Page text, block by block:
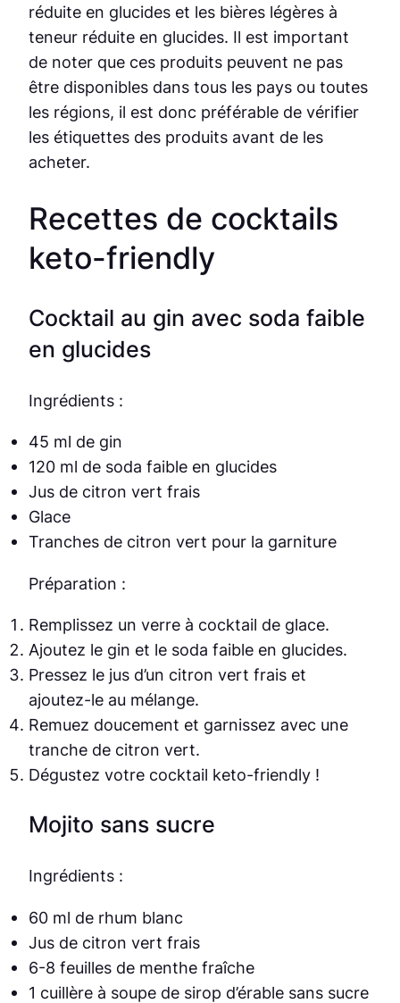
réduite en glucides et les bières légères à
teneur réduite en glucides. Il est important
de noter que ces produits peuvent ne pas
être disponibles dans tous les pays ou toutes
les régions, il est donc préférable de vérifier
les étiquettes des produits avant de les
acheter.
Recettes de cocktails
keto-friendly
Cocktail au gin avec soda faible
en glucides
Ingrédients :
45 ml de gin
120 ml de soda faible en glucides
Jus de citron vert frais
Glace
Tranches de citron vert pour la garniture
Préparation :
Remplissez un verre à cocktail de glace.
Ajoutez le gin et le soda faible en glucides.
Pressez le jus d’un citron vert frais et
ajoutez-le au mélange.
Remuez doucement et garnissez avec une
tranche de citron vert.
Dégustez votre cocktail keto-friendly !
Mojito sans sucre
Ingrédients :
60 ml de rhum blanc
Jus de citron vert frais
6-8 feuilles de menthe fraîche
1 cuillère à soupe de sirop d’érable sans sucre